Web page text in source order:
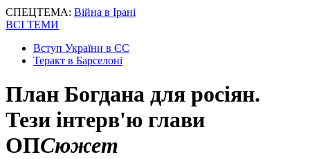
СПЕЦТЕМА: Війна в Ірані
ВСІ ТЕМИ
Вступ України в ЄС
Теракт в Барселоні
План Богдана для росіян.
Тези інтерв'ю глави
ОПСюжет